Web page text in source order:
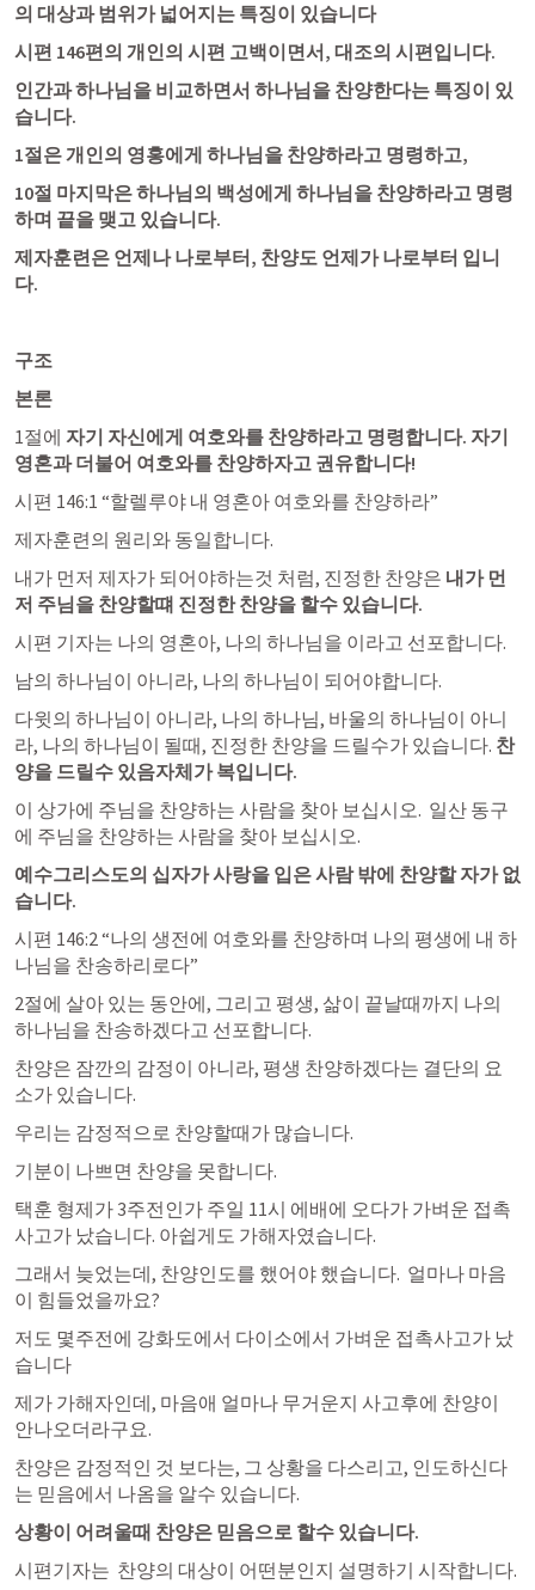
의 대상과 범위가 넓어지는 특징이 있습니다
시편 146편의 개인의 시편 고백이면서, 대조의 시편입니다.
인간과 하나님을 비교하면서 하나님을 찬양한다는 특징이 있
습니다.
1절은 개인의 영홍에게 하나님을 찬양하라고 명령하고,
10절 마지막은 하나님의 백성에게 하나님을 찬양하라고 명령
하며 끝을 맺고 있습니다.
제자훈련은 언제나 나로부터, 찬양도 언제가 나로부터 입니
다.
구조
본론
1절에 자기 자신에게 여호와를 찬양하라고 명령합니다. 자기
영혼과 더불어 여호와를 찬양하자고 권유합니다!
시편 146:1 “할렐루야 내 영혼아 여호와를 찬양하라”
제자훈련의 원리와 동일합니다.
내가 먼저 제자가 되어야하는것 처럼, 진정한 찬양은 내가 먼
저 주님을 찬양할떄 진정한 찬양을 할수 있습니다.
시편 기자는 나의 영혼아, 나의 하나님을 이라고 선포합니다.
남의 하나님이 아니라, 나의 하나님이 되어야합니다.
다윗의 하나님이 아니라, 나의 하나님, 바울의 하나님이 아니
라, 나의 하나님이 될때, 진정한 찬양을 드릴수가 있습니다. 찬
양을 드릴수 있음자체가 복입니다.
이 상가에 주님을 찬양하는 사람을 찾아 보십시오.  일산 동구
에 주님을 찬양하는 사람을 찾아 보십시오.
예수그리스도의 십자가 사랑을 입은 사람 밖에 찬양할 자가 없
습니다.
시편 146:2 “나의 생전에 여호와를 찬양하며 나의 평생에 내 하
나님을 찬송하리로다”
2절에 살아 있는 동안에, 그리고 평생, 삶이 끝날때까지 나의
하나님을 찬송하겠다고 선포합니다.
찬양은 잠깐의 감정이 아니라, 평생 찬양하겠다는 결단의 요
소가 있습니다.
우리는 감정적으로 찬양할때가 많습니다.
기분이 나쁘면 찬양을 못합니다.
택훈 형제가 3주전인가 주일 11시 에배에 오다가 가벼운 접촉
사고가 났습니다. 아쉽게도 가해자였습니다.
그래서 늦었는데, 찬양인도를 했어야 했습니다.  얼마나 마음
이 힘들었을까요?
저도 몇주전에 강화도에서 다이소에서 가벼운 접촉사고가 났
습니다
제가 가해자인데, 마음애 얼마나 무거운지 사고후에 찬양이
안나오더라구요.
찬양은 감정적인 것 보다는, 그 상황을 다스리고, 인도하신다
는 믿음에서 나옴을 알수 있습니다.
상황이 어려울때 찬양은 믿음으로 할수 있습니다.
시편기자는  찬양의 대상이 어떤분인지 설명하기 시작합니다.